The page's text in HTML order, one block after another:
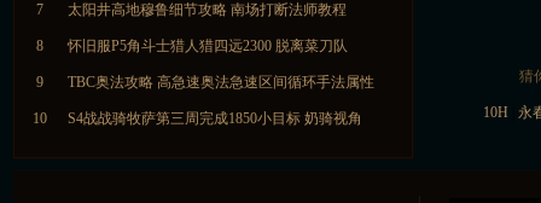
7 太阳井高地穆鲁细节攻略 南场打断法师教程
8 怀旧服P5角斗士猎人猎四远2300 脱离菜刀队
9 TBC奥法攻略 高急速奥法急速区间循环手法属性
10 S4战战骑牧萨第三周完成1850小目标 奶骑视角
猜
10H 永